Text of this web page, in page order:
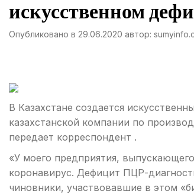
искусственном
Опубликовано в 29.06.2020 автор:
В Казахстане создается
казахстанской компании по
передает корреспондент .
«У моего предприятия,
коронавирус. Дефицит ПЦР-
чиновники, участвовавшие в этом